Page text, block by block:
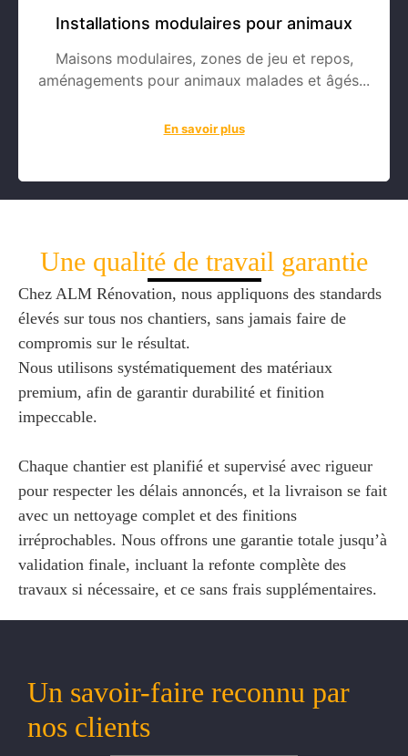
Installations modulaires pour animaux
Maisons modulaires, zones de jeu et repos,
aménagements pour animaux malades et âgés...
En savoir plus
Une qualité de travail garantie
Chez ALM Rénovation, nous appliquons des standards
élevés sur tous nos chantiers, sans jamais faire de
compromis sur le résultat.
Nous utilisons systématiquement des matériaux
premium, afin de garantir durabilité et finition
impeccable.
Chaque chantier est planifié et supervisé avec rigueur
pour respecter les délais annoncés, et la livraison se fait
avec un nettoyage complet et des finitions
irréprochables. Nous offrons une garantie totale jusqu’à
validation finale, incluant la refonte complète des
travaux si nécessaire, et ce sans frais supplémentaires.
Un savoir-faire reconnu par
nos clients